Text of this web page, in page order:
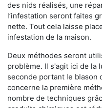
des nids réalisés, une
l’infestation seront faites
nette. Tout cela laisse
infestation de la maison.
Deux méthodes seront
problème. Il s'agit ici de la
seconde portant le blason
concerne la première
nombre de techniques